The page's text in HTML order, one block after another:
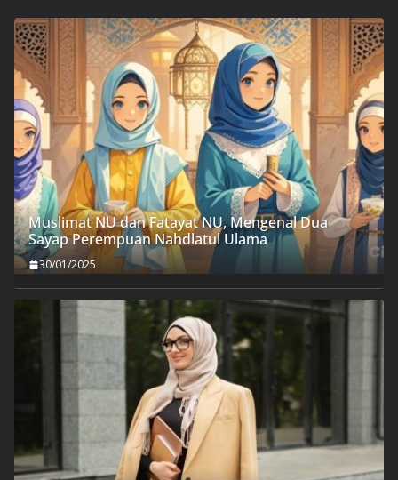
Muslimat NU dan Fatayat NU, Mengenal Dua
Sayap Perempuan Nahdlatul Ulama
30/01/2025